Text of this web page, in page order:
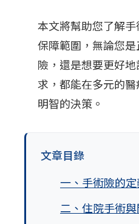
本文將幫助您了解
保障範圍，無論您
險，還是想要更好
求，都能在多元的
明智的決策。
文章目錄
一、手術險的
二、住院手術